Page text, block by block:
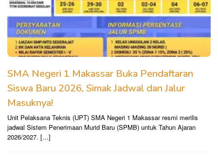
SMA Negeri 1 Makassar Buka Pendaftaran
Siswa Baru 2026, Simak Jadwal dan Jalur
Masuknya!
​Unit Pelaksana Teknis (UPT) SMA Negeri 1 Makassar resmi merilis
jadwal Sistem Penerimaan Murid Baru (SPMB) untuk Tahun Ajaran
2026/2027. […]